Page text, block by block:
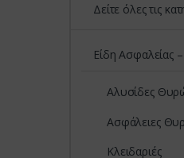
Δείτε όλες τις
Είδη Ασφαλείας
Αλυσίδες
Ασφάλειες
Κλειδαριές